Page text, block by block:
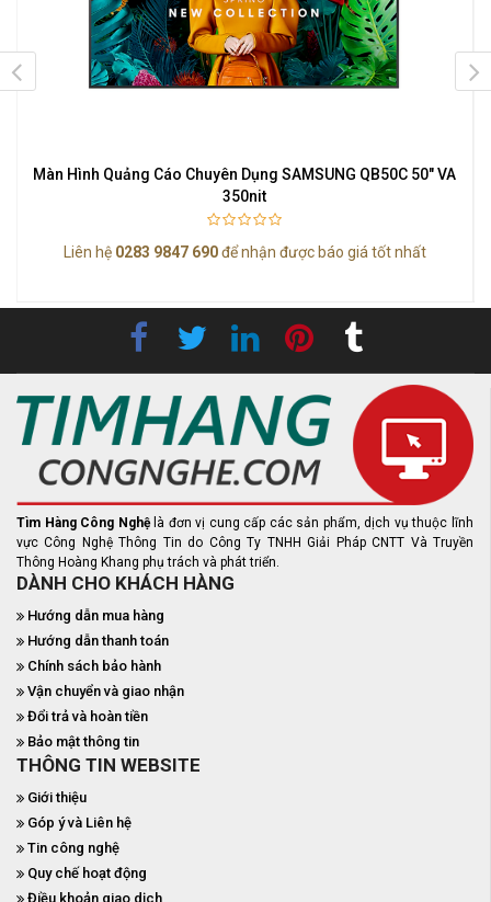
Màn Hình Quảng Cáo Chuyên Dụng SAMSUNG QB50C 50" VA
350nit
Liên hệ 0283 9847 690để nhận được báo giá tốt nhất
Tìm Hàng Công Nghệ là đơn vị cung cấp các sản phẩm, dịch vụ thuộc lĩnh
vực Công Nghệ Thông Tin do Công Ty TNHH Giải Pháp CNTT Và Truyền
Thông Hoàng Khang phụ trách và phát triển.
DÀNH CHO KHÁCH HÀNG
Hướng dẫn mua hàng
Hướng dẫn thanh toán
Chính sách bảo hành
Vận chuyển và giao nhận
Đổi trả và hoàn tiền
Bảo mật thông tin
THÔNG TIN WEBSITE
Giới thiệu
Góp ý và Liên hệ
Tin công nghệ
Quy chế hoạt động
Điều khoản giao dịch